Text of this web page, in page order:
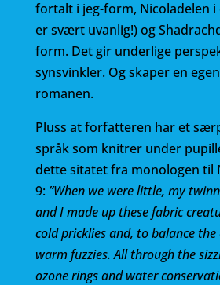
fortalt i jeg-form, Nicoladelen
er svært uvanlig!) og
form. Det gir underlige
synsvinkler. Og skaper en
romanen.
Pluss at forfatteren har et
språk som knitrer under
dette sitatet fra monologen til
9: ”When we were little, my
and I made up these fabric
cold pricklies and, to balance
warm fuzzies. All through the
ozone rings and water